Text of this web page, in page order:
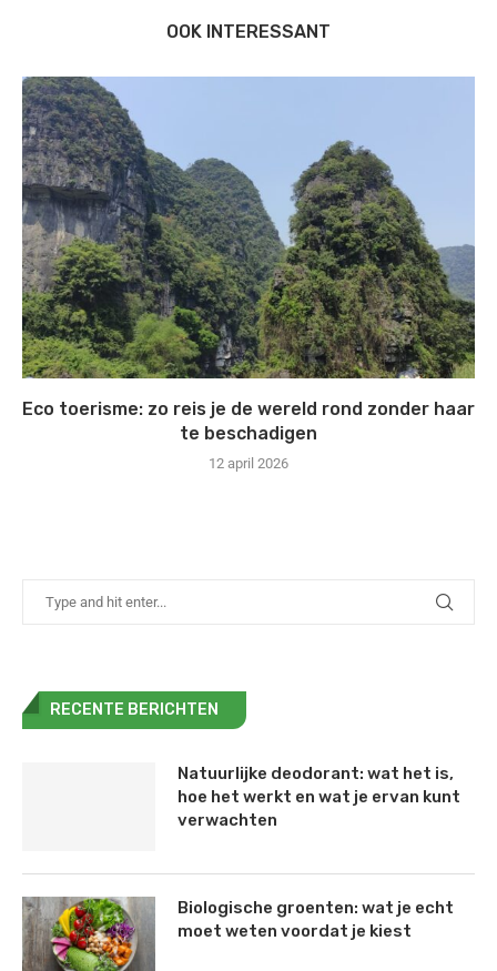
OOK INTERESSANT
Eco toerisme: zo reis je de wereld rond zonder haar
te beschadigen
12 april 2026
RECENTE BERICHTEN
Natuurlijke deodorant: wat het is,
hoe het werkt en wat je ervan kunt
verwachten
Biologische groenten: wat je echt
moet weten voordat je kiest